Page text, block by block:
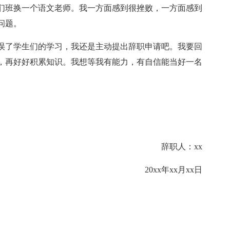
换一个语文老师。我一方面感到很挫败，一方面感到
。
学生们的学习，我还是主动提出辞职申请吧。我要回
好好积累知识。我想等我有能力，有自信能当好一名
辞职人：xx
20xx年xx月xx日